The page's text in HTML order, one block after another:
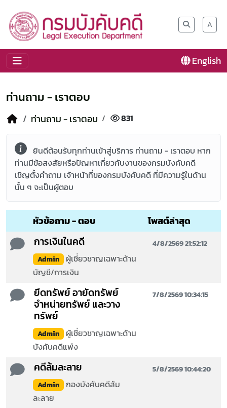
A
English
ท่านถาม - เราตอบ
ท่านถาม - เราตอบ 831
ยินดีต้อนรับทุกท่านเข้าสู่บริการ ท่านถาม - เราตอบ หาก
ท่านมีข้อสงสัยหรือปัญหาเกี่ยวกับงานของกรมบังคับคดี
เชิญตั้งคำถาม เจ้าหน้าที่ของกรมบังคับคดี ที่มีความรู้ในด้าน
นั้น ๆ จะเป็นผู้ตอบ
หัวข้อถาม - ตอบ โพสต์ล่าสุด
การเงินในคดี
Admin
ผู้เชี่ยวชาญเฉพาะด้าน
บัญชี/การเงิน
4/8/2569 21:52:12
ยึดทรัพย์ อายัดทรัพย์
จำหน่ายทรัพย์ และวาง
ทรัพย์
Admin
ผู้เชี่ยวชาญเฉพาะด้าน
บังคับคดีแพ่ง
7/8/2569 10:34:15
คดีล้มละลาย
Admin
กองบังคับคดีล้ม
ละลาย
5/8/2569 10:44:20